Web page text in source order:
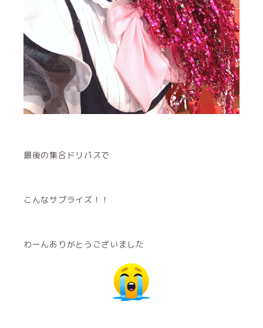
最後の集合ドリパスで
こんなサプライズ！！
わーんありがとうございました